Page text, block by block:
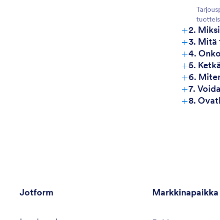
+2.
+3. Mitä
+4.
+5.
+6.
+7.
+8.
Jotform Markkinapaikka